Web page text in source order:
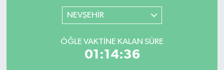
NEVŞEHİR
ÖĞLE VAKTINE KALAN SÜRE
01:14:36
Son Dakika Haberleri
Haber Arşivi